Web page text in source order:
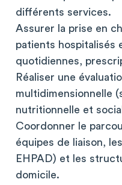
différents services.
Assurer la prise en
patients hospitalisés
quotidiennes,
Réaliser une
multidimensionnelle
nutritionnelle et
Coordonner le
équipes de liaison,
EHPAD) et les
domicile.